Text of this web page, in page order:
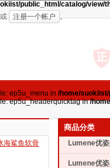
public_html/catalog/view/
注册一个帐户 。
ep5u_menu in /home/
ep5u_headerquicktag in/
海鲨鱼软骨
商品分类
Lumene优
Lumene优